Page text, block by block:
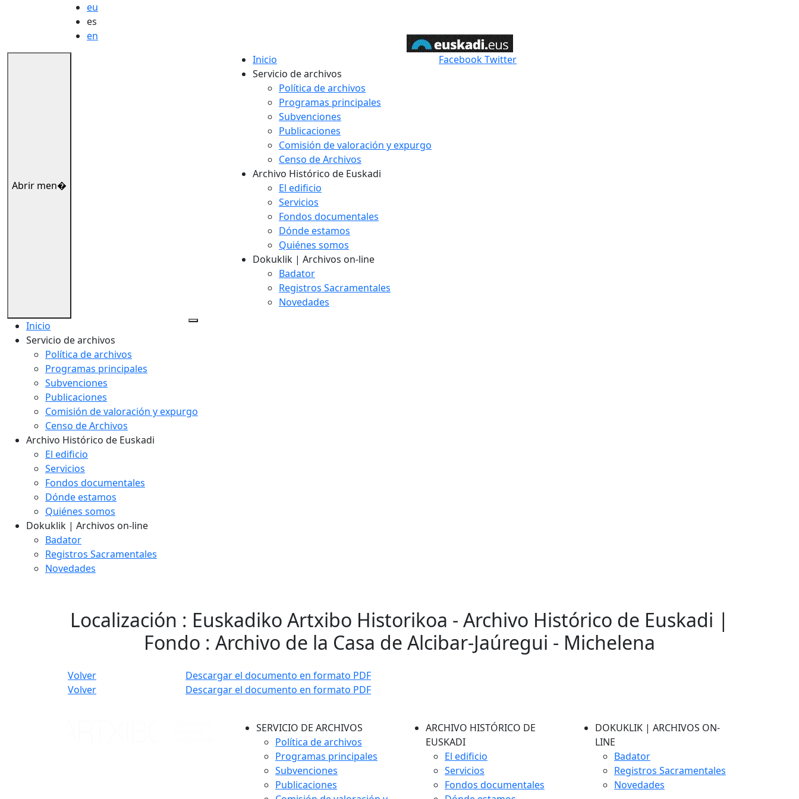
eu
es
en
Abrir men�
Inicio
Servicio de archivos
Política de archivos
Programas principales
Subvenciones
Publicaciones
Comisión de valoración y expurgo
Censo de Archivos
Archivo Histórico de Euskadi
El edificio
Servicios
Fondos documentales
Dónde estamos
Quiénes somos
Dokuklik | Archivos on-line
Badator
Registros Sacramentales
Novedades
FacebookTwitter
Inicio
Servicio de archivos
Política de archivos
Programas principales
Subvenciones
Publicaciones
Comisión de valoración y expurgo
Censo de Archivos
Archivo Histórico de Euskadi
El edificio
Servicios
Fondos documentales
Dónde estamos
Quiénes somos
Dokuklik | Archivos on-line
Badator
Registros Sacramentales
Novedades
Localización : Euskadiko Artxibo Historikoa - Archivo Histórico de Euskadi |
Fondo : Archivo de la Casa de Alcibar-Jaúregui - Michelena
Volver
Descargar el documento en formato PDF
Volver
Descargar el documento en formato PDF
SERVICIO DE ARCHIVOS
Política de archivos
Programas principales
Subvenciones
Publicaciones
ARCHIVO HISTÓRICO DE
EUSKADI
El edificio
Servicios
Fondos documentales
DOKUKLIK | ARCHIVOS ON-
LINE
Badator
Registros Sacramentales
Novedades